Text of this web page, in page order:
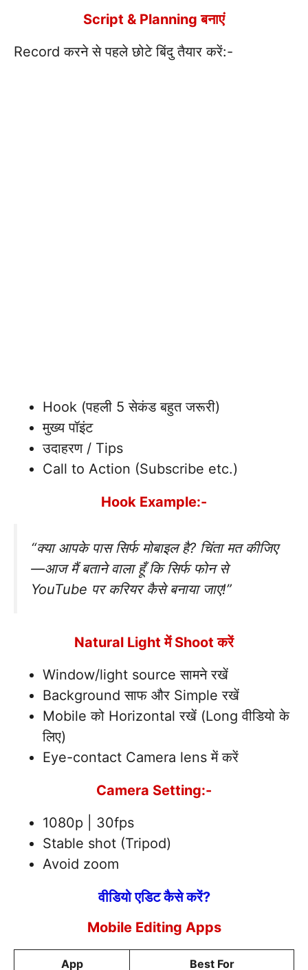
Script & Planning बनाएं
Record करने से पहले छोटे बिंदु तैयार करें:-
Hook (पहली 5 सेकंड बहुत जरूरी)
मुख्य पॉइंट
उदाहरण / Tips
Call to Action (Subscribe etc.)
Hook Example:-
“क्या आपके पास सिर्फ मोबाइल है? चिंता मत कीजिए
—आज मैं बताने वाला हूँ कि सिर्फ फोन से
YouTube पर करियर कैसे बनाया जाए!”
Natural Light में Shoot करें
Window/light source सामने रखें
Background साफ और Simple रखें
Mobile को Horizontal रखें (Long वीडियो के
लिए)
Eye-contact Camera lens में करें
Camera Setting:-
1080p | 30fps
Stable shot (Tripod)
Avoid zoom
वीडियो एडिट कैसे करें?
Mobile Editing Apps
App Best For